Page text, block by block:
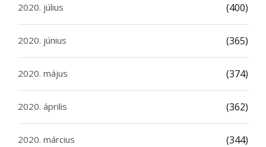
2020. július (400)
2020. június (365)
2020. május (374)
2020. április (362)
2020. március (344)